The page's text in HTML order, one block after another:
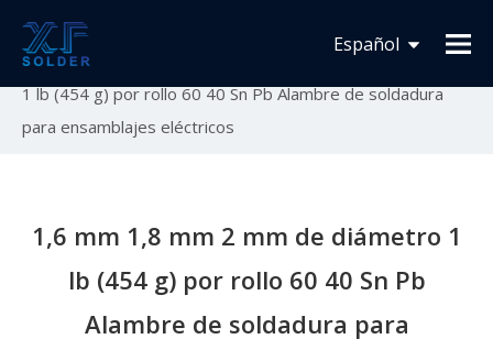
Español
Français
Usted está aquí:
de nuevo producto
1,6 mm 1,8 mm 2 mm de diámetro
1 lb (454 g) por rollo 60 40 Sn Pb Alambre de soldadura
para ensamblajes eléctricos
1,6 mm 1,8 mm 2 mm de diámetro 1
lb (454 g) por rollo 60 40 Sn Pb
Alambre de soldadura para